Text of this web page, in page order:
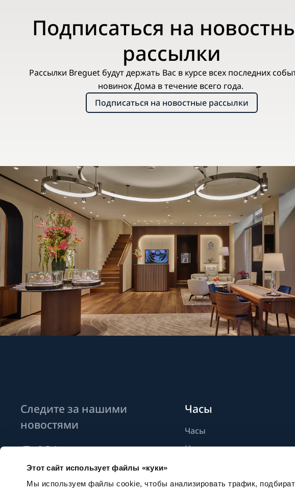
Этот сайт использует файлы «куки»
Мы используем файлы cookie, чтобы анализировать трафик,
Подписаться на
рассылки
Рассылки Breguet будут держать Вас в курсе всех последних
новинок Дома в течение всего года.
Подписаться на новостные рассылки
Следите за нашими
новостями
Подписаться на новостные
рассылки
Часы
Часы
Новые модели